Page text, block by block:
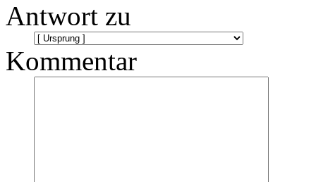
Antwort zu
Kommentar